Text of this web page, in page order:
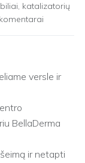
, katalizatorių
versle ir
BellaDerma
ir netapti